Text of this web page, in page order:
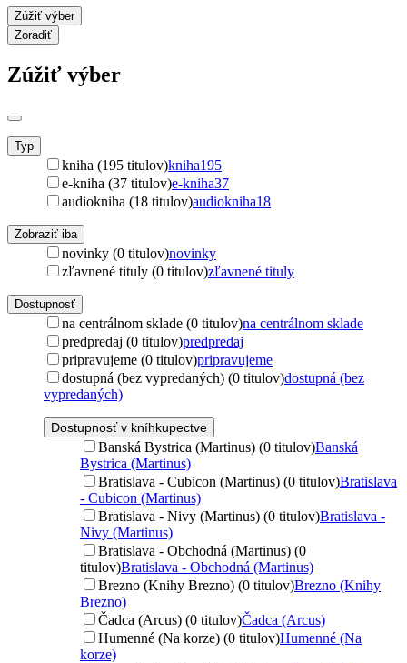
Zúžiť výber
Zoradiť
Zúžiť výber
Typ
kniha (195 titulov)kniha195
e-kniha (37 titulov)e-kniha37
audiokniha (18 titulov)audiokniha18
Zobraziť iba
novinky (0 titulov)novinky
zľavnené tituly (0 titulov)zľavnené tituly
Dostupnosť
na centrálnom sklade (0 titulov)na centrálnom sklade
predpredaj (0 titulov)predpredaj
pripravujeme (0 titulov)pripravujeme
dostupná (bez vypredaných) (0 titulov)dostupná (bez
vypredaných)
Dostupnosť v kníhkupectve
Banská Bystrica (Martinus) (0 titulov)Banská
Bystrica (Martinus)
Bratislava - Cubicon (Martinus) (0 titulov)Bratislava
- Cubicon (Martinus)
Bratislava - Nivy (Martinus) (0 titulov)Bratislava -
Nivy (Martinus)
Bratislava - Obchodná (Martinus) (0
titulov)Bratislava - Obchodná (Martinus)
Brezno (Knihy Brezno) (0 titulov)Brezno (Knihy
Brezno)
Čadca (Arcus) (0 titulov)Čadca (Arcus)
Humenné (Na korze) (0 titulov)Humenné (Na
korze)